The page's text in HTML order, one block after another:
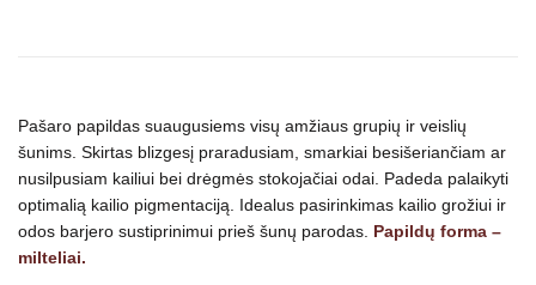
g
Pašaro papildas suaugusiems visų amžiaus grupių ir veislių
šunims. Skirtas blizgesį praradusiam, smarkiai besišeriančiam ar
nusilpusiam kailiui bei drėgmės stokojačiai odai. Padeda palaikyti
optimalią kailio pigmentaciją. Idealus pasirinkimas kailio grožiui ir
odos barjero sustiprinimui prieš šunų parodas. Papildų forma –
milteliai.